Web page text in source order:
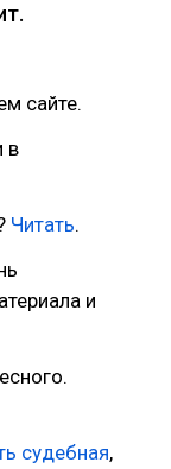
сайте.
в
Читать.
и
судебная,